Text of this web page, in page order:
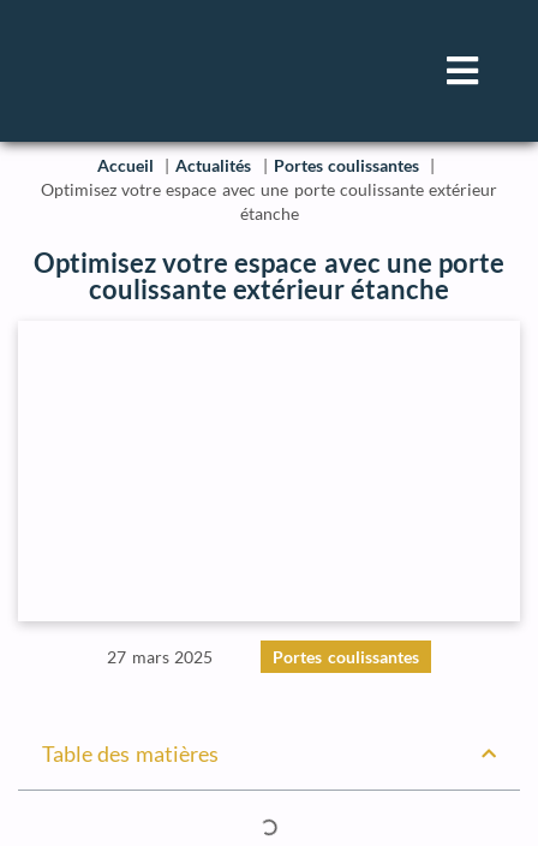
Accueil Actualités
Portes coulissantes
Optimisez votre espace avec une porte coulissante extérieur
étanche
Optimisez votre espace avec une porte
coulissante extérieur étanche
27 mars 2025 Portes coulissantes
Table des matières